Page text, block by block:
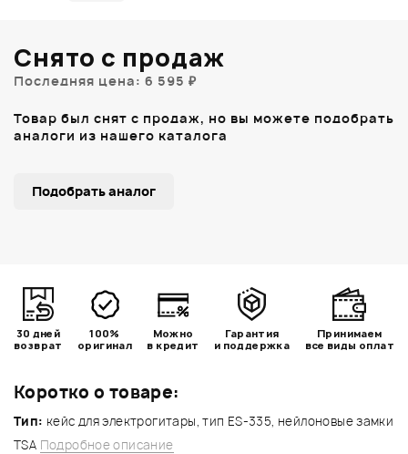
Коротко о товаре:
Тип: кейс для электрогитары, тип ES-335, нейлоновые замки
TSA Подробное описание
Снято с продаж
Последняя цена: 6 595 ₽
Товар был снят с продаж, но вы можете подобрать
аналоги из нашего каталога
Подобрать аналог
30 дней
возврат
100%
оригинал
Можно
в кредит
Гарантия
и поддержка
Принимаем
все виды оплат